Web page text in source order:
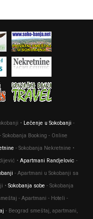
• Lečenje u Sokobanji -
- Sokobanja Booking - Online
- Sokobanja Nekretnine •
• Apartmani Randjelovic -
- Apartmani u Sokobanji sa
• Sokobanja sobe - Sokobanja
- Apartmani - Hoteli -
- Beograd smeštaj, apartmani,